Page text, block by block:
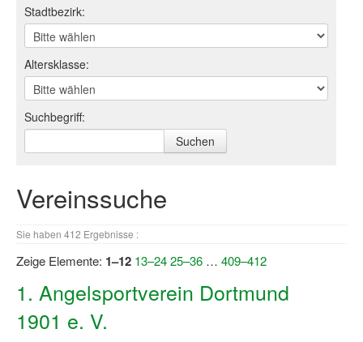
Qualifizierung
SSB Qualifizierungen
Übersicht Qualifizierungswege
Qualifizierung im Vereinsmanagement
Fachtag Bildung braucht Bewegung
Anmeldeformular / Anmeldebedingungen
Bezuschussung Qualifizierung für Dortmunder
Projekte
Open Sports Day
Stadtbezirk:
Altersklasse:
Suchbegriff:
Vereinssuche
Sie haben 412 Ergebnisse :
Zeige Elemente: 1–12 13–2425–36 … 409–412
1. Angelsportverein Dortmund
1901 e. V.